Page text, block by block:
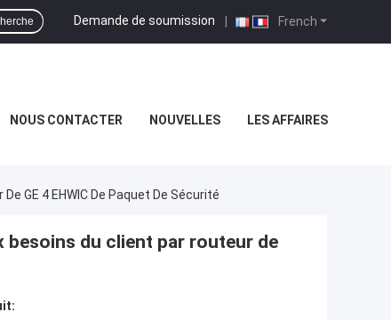
French
Demande de soumission |
NOUS CONTACTER NOUVELLES LES AFFAIRES
GE 4 EHWIC De Paquet De Sécurité
besoins du client par routeur de